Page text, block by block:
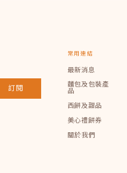
訂閱
常用連結
最新消息
麵包及包裝產
品
西餅及甜品
美心禮餅券
關於我們